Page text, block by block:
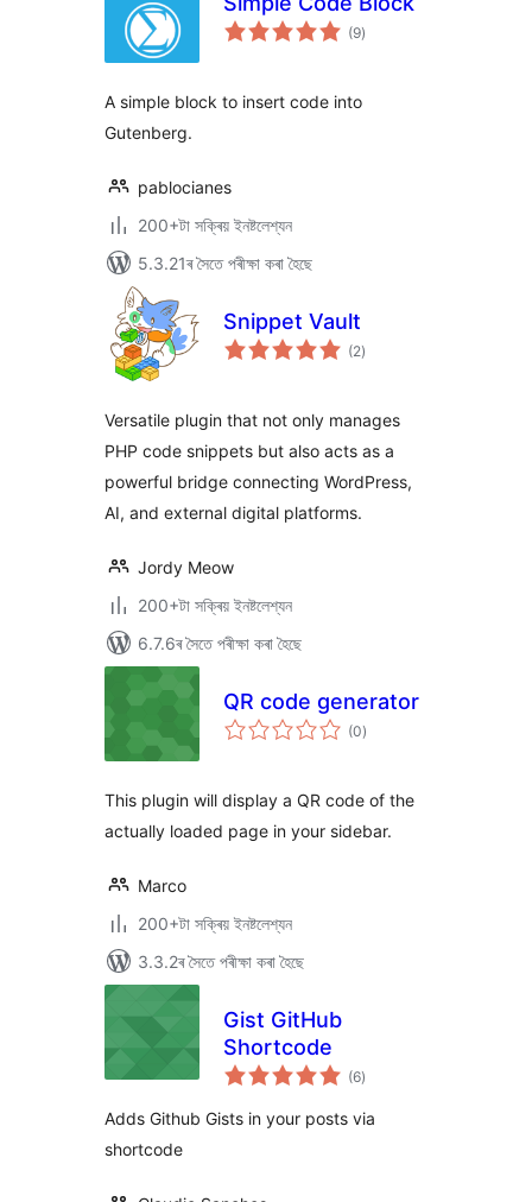
(9টা
মুঠ)
A simple block to insert code into
Gutenberg.
pablocianes
200+টা সক্ৰিয় ইনষ্টলেশ্যন
5.3.21ৰ সৈতে পৰীক্ষা কৰা হৈছে
Snippet Vault
(2টা
মুঠ)
Versatile plugin that not only manages
PHP code snippets but also acts as a
powerful bridge connecting WordPress,
AI, and external digital platforms.
Jordy Meow
200+টা সক্ৰিয় ইনষ্টলেশ্যন
6.7.6ৰ সৈতে পৰীক্ষা কৰা হৈছে
QR code generator
(0টা
মুঠ)
This plugin will display a QR code of the
actually loaded page in your sidebar.
Marco
200+টা সক্ৰিয় ইনষ্টলেশ্যন
3.3.2ৰ সৈতে পৰীক্ষা কৰা হৈছে
Gist GitHub
Shortcode
(6টা
মুঠ)
Adds Github Gists in your posts via
shortcode